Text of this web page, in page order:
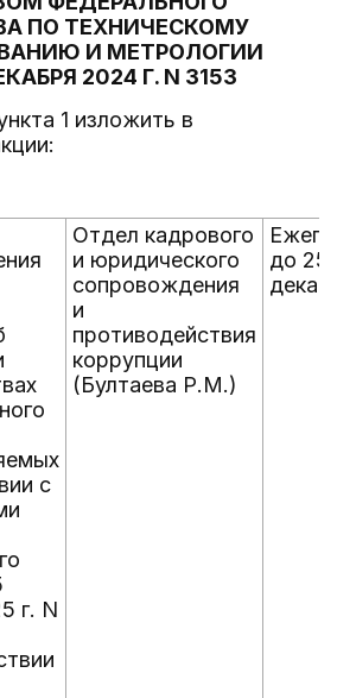
ПО ТЕХНИЧЕСКОМУ
И МЕТРОЛОГИИ
2024 Г. N 3153
1 изложить в
с
г. N
Отдел кадрового
и юридического
сопровождения
и
противодействия
коррупции
(Бултаева Р.М.)
до 25